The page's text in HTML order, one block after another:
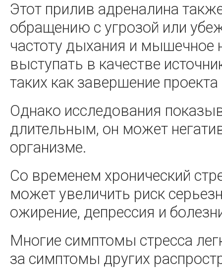
Этот прилив адреналина
обращению с угрозой или
частоту дыхания и мышечное
выступать в качестве
таких как завершение проекта
Однако исследования
длительным, он может
организме.
Со временем хронический
может увеличить риск
ожирение, депрессия и
Многие симптомы стресса
за симптомы других